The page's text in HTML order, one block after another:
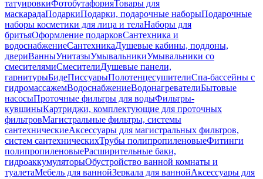
татуировкиФотобутафорияТовары для
маскарадаПодаркиПодарки, подарочные наборыПодарочные
наборы косметики для лица и телаНаборы для
бритьяОформление подарковСантехника и
водоснабжениеСантехникаДушевые кабины, поддоны,
двериВанныУнитазыУмывальникиУмывальники со
смесителямиСмесителиДушевые панели,
гарнитурыБидеПиссуарыПолотенцесушителиСпа-бассейны с
гидромассажемВодоснабжениеВодонагревателиБытовые
насосыПроточные фильтры для водыФильтры-
кувшиныКартриджи, комплектующие для проточных
фильтровМагистральные фильтры, системы
сантехническиеАксессуары для магистральных фильтров,
систем сантехническихТрубы полипропиленовыеФитинги
полипропиленовыеРасширительные баки,
гидроаккумуляторыОбустройство ванной комнаты и
туалетаМебель для ваннойЗеркала для ваннойАксессуары для